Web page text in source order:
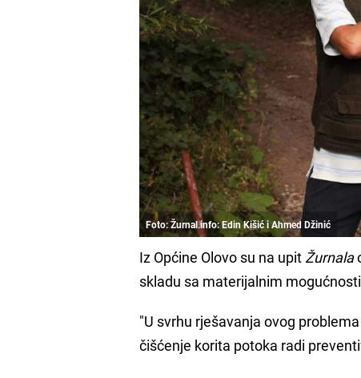
Foto: Žurnal.info: Edin Kišić i Ahmed Džinić
Iz Općine Olovo su na upitŽurnala
skladu sa materijalnim
"U svrhu rješavanja ovog problema
čišćenje korita potoka radi